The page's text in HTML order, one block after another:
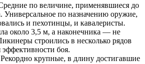
по величине, применявшиеся до
Универсальное по назначению оружие,
и пехотинцы, и кавалеристы.
около 3,5 м, а наконечника — не
строились в несколько рядов
боя.
Рекордно крупные, в длину достигавшие